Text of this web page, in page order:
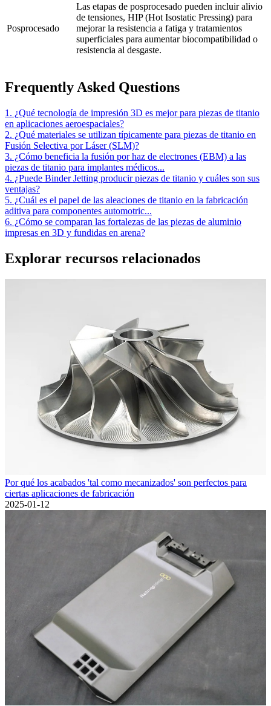
Posprocesado
Las etapas de posprocesado pueden incluir alivio
de tensiones, HIP (Hot Isostatic Pressing) para
mejorar la resistencia a fatiga y tratamientos
superficiales para aumentar biocompatibilidad o
resistencia al desgaste.
Frequently Asked Questions
1. ¿Qué tecnología de impresión 3D es mejor para piezas de titanio
en aplicaciones aeroespaciales?
2. ¿Qué materiales se utilizan típicamente para piezas de titanio en
Fusión Selectiva por Láser (SLM)?
3. ¿Cómo beneficia la fusión por haz de electrones (EBM) a las
piezas de titanio para implantes médicos...
4. ¿Puede Binder Jetting producir piezas de titanio y cuáles son sus
ventajas?
5. ¿Cuál es el papel de las aleaciones de titanio en la fabricación
aditiva para componentes automotric...
6. ¿Cómo se comparan las fortalezas de las piezas de aluminio
impresas en 3D y fundidas en arena?
Explorar recursos relacionados
Por qué los acabados 'tal como mecanizados' son perfectos para
ciertas aplicaciones de fabricación
2025-01-12